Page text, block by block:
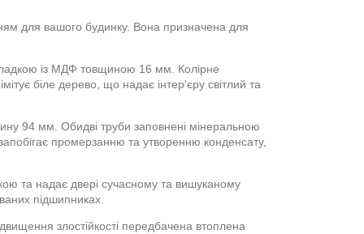
для вашого будинку. Вона призначена для
із МДФ товщиною 16 мм. Колірне
біле дерево, що надає інтер'єру світлий та
94 мм. Обидві труби заповнені мінеральною
промерзанню та утворенню конденсату,
та надає двері сучасному та вишуканому
підшипниках.
злостійкості передбачена втоплена